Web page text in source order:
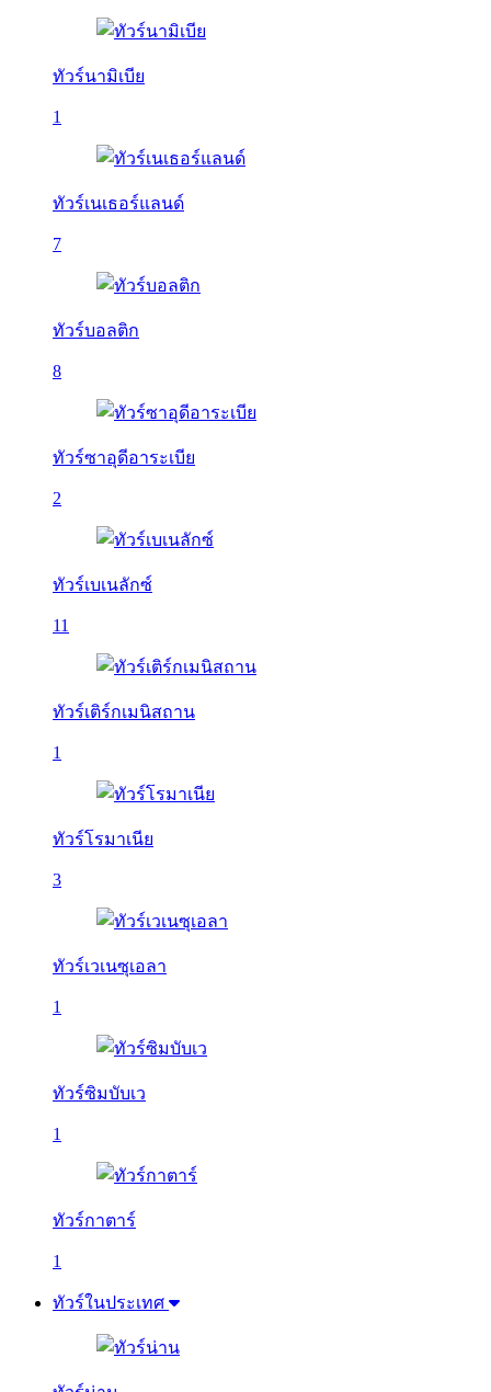
ทัวร์นามิเบีย
1
ทัวร์เนเธอร์แลนด์
7
ทัวร์บอลติก
8
ทัวร์ซาอุดีอาระเบีย
2
ทัวร์เบเนลักซ์
11
ทัวร์เติร์กเมนิสถาน
1
ทัวร์โรมาเนีย
3
ทัวร์เวเนซุเอลา
1
ทัวร์ซิมบับเว
1
ทัวร์กาตาร์
1
ทัวร์ในประเทศ